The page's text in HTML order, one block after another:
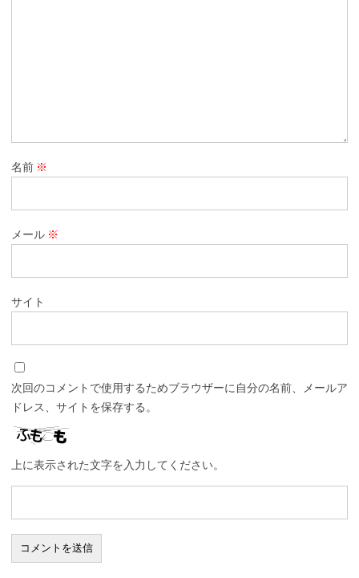
名前 ※
メール ※
サイト
次回のコメントで使用するためブラウザーに自分の名前、メールア
ドレス、サイトを保存する。
上に表示された文字を入力してください。